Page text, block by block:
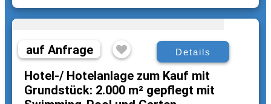
auf Anfrage Details
Hotel-/ Hotelanlage zum Kauf mit
Grundstück: 2.000 m² gepflegt mit